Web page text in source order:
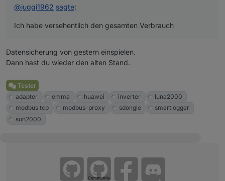
@juggi1962 sagte:
Ich habe versehentlich den gesamten Verbrauch
Datensicherung von gestern einspielen.
Dann hast du wieder den alten Stand.
Tester
adapter
emma huawei inverter
luna2000
modbus tcp
modbus-proxy sdongle
smartlogger
sun2000
Community